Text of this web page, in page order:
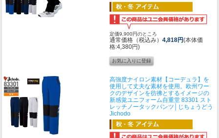
定価9,900円のところ
通常価格（税込み） 4,818円(本体価
格:4,380円)
高強度ナイロン素材【コーデュラ】を
使用して丈夫な素材を使用。欧州ワー
クのデザインを彷彿とするイメージの
新感覚ユニフォーム自重堂 83301 スト
レッチノータックパンツ│じちょうどう
Jichodo